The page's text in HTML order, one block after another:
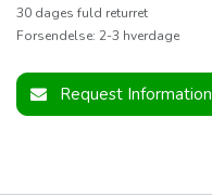
30 dages fuld returret
Forsendelse: 2-3 hverdage
Request Information